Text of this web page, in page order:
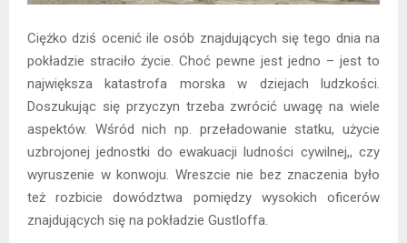
Ciężko dziś ocenić ile osób znajdujących się tego dnia na
pokładzie straciło życie. Choć pewne jest jedno – jest to
największa katastrofa morska w dziejach ludzkości.
Doszukując się przyczyn trzeba zwrócić uwagę na wiele
aspektów. Wśród nich np. przeładowanie statku, użycie
uzbrojonej jednostki do ewakuacji ludności cywilnej,, czy
wyruszenie w konwoju. Wreszcie nie bez znaczenia było
też rozbicie dowództwa pomiędzy wysokich oficerów
znajdujących się na pokładzie Gustloffa.